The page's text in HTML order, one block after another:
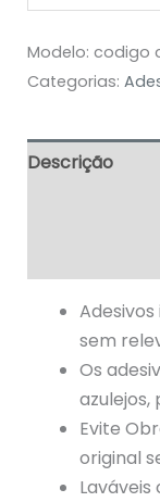
Modelo: codigo
Categorias:
Descrição
sem
Os
azulejos,
Evite
original